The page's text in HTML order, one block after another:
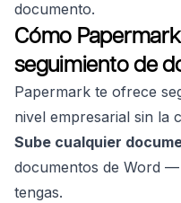
documento.
Cómo
seguimiento de
Papermark te ofrece
nivel empresarial sin la
Sube cualquier
documentos de Word
tengas.